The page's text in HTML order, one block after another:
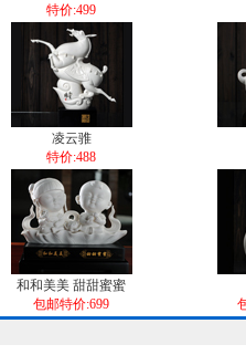
特价:499
凌云骓
特价:488
和和美美 甜甜蜜蜜
包邮特价:699